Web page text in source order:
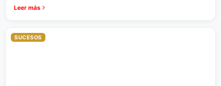
Leer más
SUCESOS